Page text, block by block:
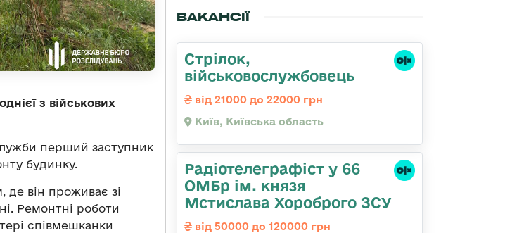
з військових
перший заступник
будинку.
де він проживає зі
Ремонтні роботи
співмешканки
ВАКАНСІЇ
Стрілок,
військовослужбовець
від 21000 до 22000 грн
Київ, Київська область
Радіотелеграфіст у 66
ОМБр ім. князя
Мстислава Хороброго ЗСУ
від 50000 до 120000 грн